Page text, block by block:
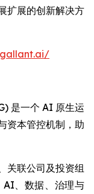
扩展的创新解决方
是一个 AI 原生运
资本管控机制，助
关联公司及投资组
、数据、治理与